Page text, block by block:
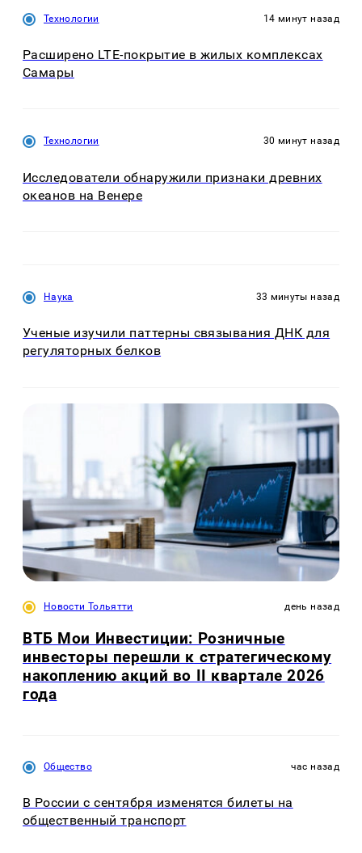
Технологии 14 минут назад
Расширено LTE-покрытие в жилых комплексах
Самары
Технологии 30 минут назад
Исследователи обнаружили признаки древних
океанов на Венере
Наука 33 минуты назад
Ученые изучили паттерны связывания ДНК для
регуляторных белков
Новости Тольятти день назад
ВТБ Мои Инвестиции: Розничные
инвесторы перешли к стратегическому
накоплению акций во II квартале 2026
года
Общество час назад
В России с сентября изменятся билеты на
общественный транспорт